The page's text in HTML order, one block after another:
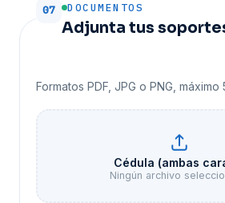
07 DOCUMENTOS
Adjunta tus
Formatos PDF, JPG o PNG,
Cédula (ambas
Ningún archivo